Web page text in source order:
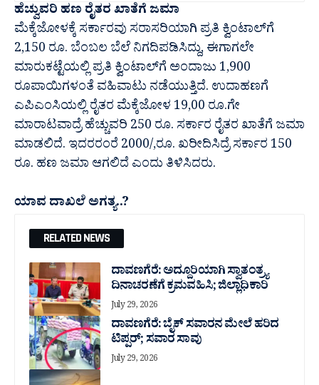
ಹೆಚ್ವುವರಿ ಹಣ ರೈತರ ಖಾತೆಗೆ ಜಮಾ
ಮೆಕ್ಕೆಜೋಳಕ್ಕೆ ಸರ್ಕಾರವು ಸರಾಸರಿಯಾಗಿ ಪ್ರತಿ ಕ್ವಿಂಟಾಲ್‌ಗೆ
2,150 ರೂ. ಬೆಂಬಲ ಬೆಲೆ ನಿಗದಿಪಡಿಸಿದ್ದು, ಈಗಾಗಲೇ
ಮಾರುಕಟ್ಟೆಯಲ್ಲಿ ಪ್ರತಿ ಕ್ವಿಂಟಾಲ್‌ಗೆ ಅಂದಾಜು 1,900
ರೂಪಾಯಿಗಳಂತೆ ವಹಿವಾಟು ನಡೆಯುತ್ತಿದೆ. ಉದಾಹಣಗೆ
ಎಪಿಎಂಸಿಯಲ್ಲಿ ರೈತರ ಮೆಕ್ಕೆಜೋಳ 19,00 ರೂ.ಗೇ
ಮಾರಾಟವಾದ್ರೆ ಹೆಚ್ಚುವರಿ 250 ರೂ. ಸರ್ಕಾರ ರೈತರ ಖಾತೆಗೆ ಜಮಾ
ಮಾಡಲಿದೆ. ಇದರರಂರೆ 2000/,ರೂ. ಖರೀದಿಸಿದ್ರೆ ಸರ್ಕಾರ 150
ರೂ. ಹಣ ಜಮಾ ಆಗಲಿದೆ ಎಂದು ತಿಳಿಸಿದರು.
ಯಾವ ದಾಖಲೆ ಅಗತ್ಯ..?
RELATED NEWS
ದಾವಣಗೆರೆ: ಅದ್ದೂರಿಯಾಗಿ ಸ್ವಾತಂತ್ರ್ಯ
ದಿನಾಚರಣೆಗೆ ಕ್ರಮವಹಿಸಿ; ಜಿಲ್ಲಾಧಿಕಾರಿ
July 29, 2026
ದಾವಣಗೆರೆ: ಬೈಕ್ ಸವಾರನ ಮೇಲೆ ಹರಿದ
ಟಿಪ್ಪರ್; ಸವಾರ ಸಾವು
July 29, 2026